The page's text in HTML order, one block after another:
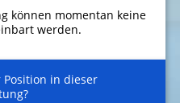
können momentan keine
werden.
in dieser